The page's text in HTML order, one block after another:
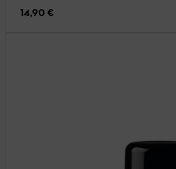
14,90 €